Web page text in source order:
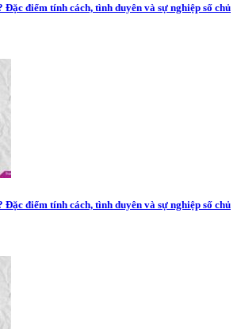
Đặc điểm tính cách, tình duyên và sự nghiệp số chủ
Đặc điểm tính cách, tình duyên và sự nghiệp số chủ